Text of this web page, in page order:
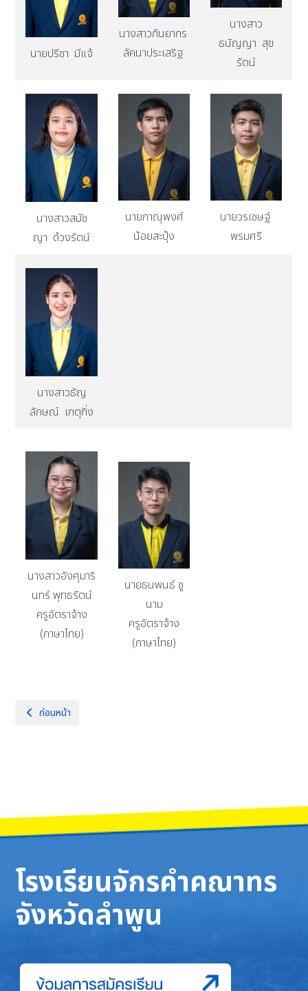
นายปรีชา มีแจ้
นางสาวกันยากร
ลัคนาประเสริฐ
นางสาว
ธนัญญา สุข
รัตน์
นางสาวสมัช
ญา ด้วงรัตน์
นายภาณุพงศ์
น้อยสะปุ๋ง
นายวรเชษฐ์
พรมศรี
นางสาวธัญ
ลักษณ์ เกตุกิ่ง
นางสาวอังศุมาริ
นทร์ พุทธรัตน์
ครูอัตราจ้าง
(ภาษาไทย)
นายธนพนธ์ ชู
นาม
ครูอัตราจ้าง
(ภาษาไทย)
เนื้อหาก่อนหน้า: กลุ่มสาระการเรียนรู้คณิตศาสตร์
ก่อนหน้า
โรงเรียนจักรคำคณาทร
จังหวัดลำพูน